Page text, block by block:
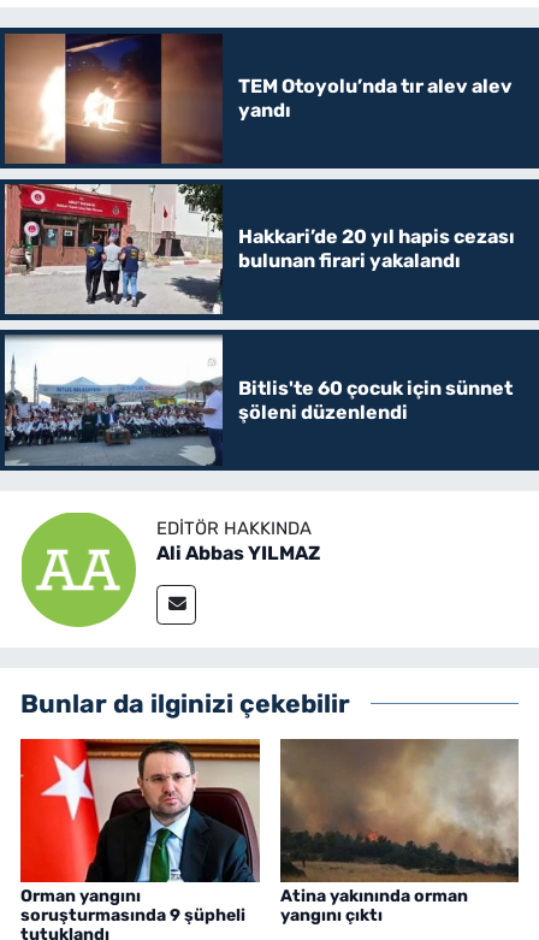
TEM Otoyolu’nda tır alev alev
yandı
Hakkari’de 20 yıl hapis cezası
bulunan firari yakalandı
Bitlis'te 60 çocuk için sünnet
şöleni düzenlendi
EDITÖR HAKKINDA
Ali Abbas YILMAZ
Bunlar da ilginizi çekebilir
Orman yangını
soruşturmasında 9 şüpheli
tutuklandı
Atina yakınında orman
yangını çıktı